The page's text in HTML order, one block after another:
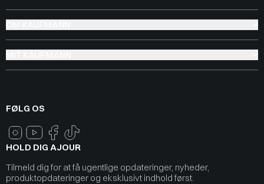
FØLG OS
HOLD DIG AJOUR
Tilmeld dig for at få ugentlige opdateringer, nyheder,
produktopdateringer og eksklusivt indhold først.